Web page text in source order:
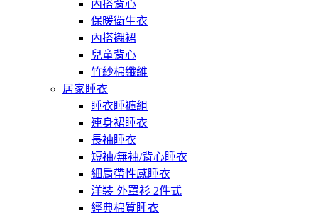
內搭背心
保暖衛生衣
內搭襯裙
兒童背心
竹紗棉纖維
居家睡衣
睡衣睡褲組
連身裙睡衣
長袖睡衣
短袖/無袖/背心睡衣
細肩帶性感睡衣
洋裝 外罩衫 2件式
經典棉質睡衣